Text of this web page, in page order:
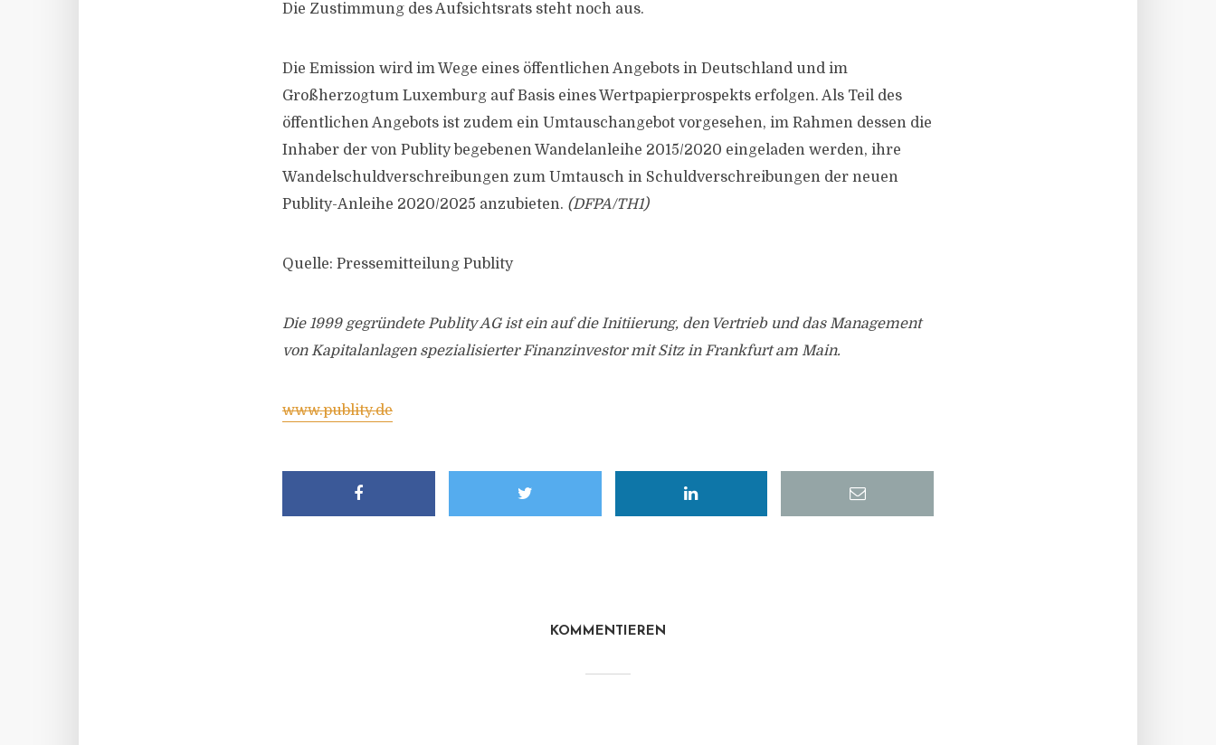
Die Zustimmung des Aufsichtsrats steht noch aus.
Die Emission wird im Wege eines öffentlichen Angebots in Deutschland und im
Großherzogtum Luxemburg auf Basis eines Wertpapierprospekts erfolgen. Als Teil des
öffentlichen Angebots ist zudem ein Umtauschangebot vorgesehen, im Rahmen dessen die
Inhaber der von Publity begebenen Wandelanleihe 2015/2020 eingeladen werden, ihre
Wandelschuldverschreibungen zum Umtausch in Schuldverschreibungen der neuen
Publity-Anleihe 2020/2025 anzubieten. (DFPA/TH1)
Quelle: Pressemitteilung Publity
Die 1999 gegründete Publity AG ist ein auf die Initiierung, den Vertrieb und das Management
von Kapitalanlagen spezialisierter Finanzinvestor mit Sitz in Frankfurt am Main.
www.publity.de
KOMMENTIEREN